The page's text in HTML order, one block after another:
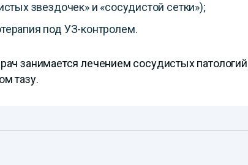
звездочек» и «сосудистой сетки»);
под УЗ-контролем.
занимается лечением сосудистых
тазу.